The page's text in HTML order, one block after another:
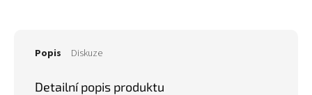
Popis Diskuze
Detailní popis produktu